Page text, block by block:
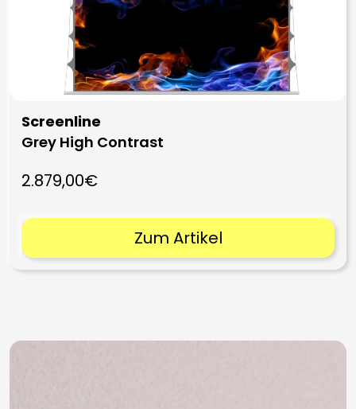
Screenline
Grey High Contrast
2.879,00€
Zum Artikel